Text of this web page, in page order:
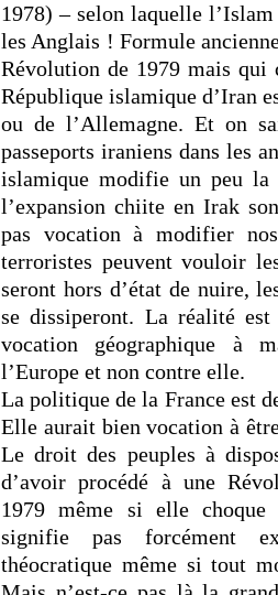
1978) – selon laquelle
les Anglais ! Formule
Révolution de 1979 mais qui
République islamique d’Iran
ou de l’Allemagne. Et on
passeports iraniens dans les
islamique modifie un peu la
l’expansion chiite en Irak
pas vocation à modifier
terroristes peuvent vouloir
seront hors d’état de nuire,
se dissiperont. La réalité
vocation géographique à
l’Europe et non contre elle.
La politique de la France est
Elle aurait bien vocation à
Le droit des peuples à
d’avoir procédé à une
1979 même si elle
signifie pas forcément
théocratique même si tout